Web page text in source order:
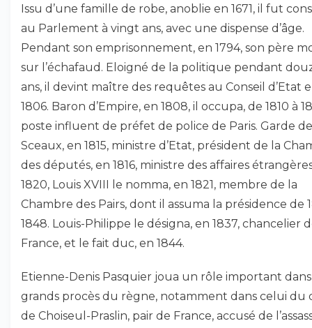
Issu d’une famille de robe, anoblie en 1671, il fut
au Parlement à vingt ans, avec une dispense d’âge.
Pendant son emprisonnement, en 1794, son père
sur l’échafaud. Eloigné de la politique pendant
ans, il devint maître des requêtes au Conseil d’Etat
1806. Baron d’Empire, en 1808, il occupa, de 1810 à
poste influent de préfet de police de Paris. Garde
Sceaux, en 1815, ministre d’Etat, président de la
des députés, en 1816, ministre des affaires
1820, Louis XVIII le nomma, en 1821, membre de la
Chambre des Pairs, dont il assuma la présidence de
1848. Louis-Philippe le désigna, en 1837, chancelier
France, et le fait duc, en 1844.
Etienne-Denis Pasquier joua un rôle important
grands procès du règne, notamment dans celui du
de Choiseul-Praslin, pair de France, accusé de